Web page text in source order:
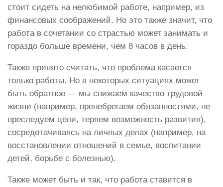
стоит сидеть на нелюбимой работе, например, из
финансовых соображений. Но это также значит, что
работа в сочетании со страстью может занимать и
гораздо больше времени, чем 8 часов в день.
Также принято считать, что проблема касается
только работы. Но в некоторых ситуациях может
быть обратное — мы снижаем качество трудовой
жизни (например, пренебрегаем обязанностями, не
преследуем цели, теряем возможность развития),
сосредотачиваясь на личных делах (например, на
восстановлении отношений в семье, воспитании
детей, борьбе с болезнью).
Также может быть и так, что работа ставится в